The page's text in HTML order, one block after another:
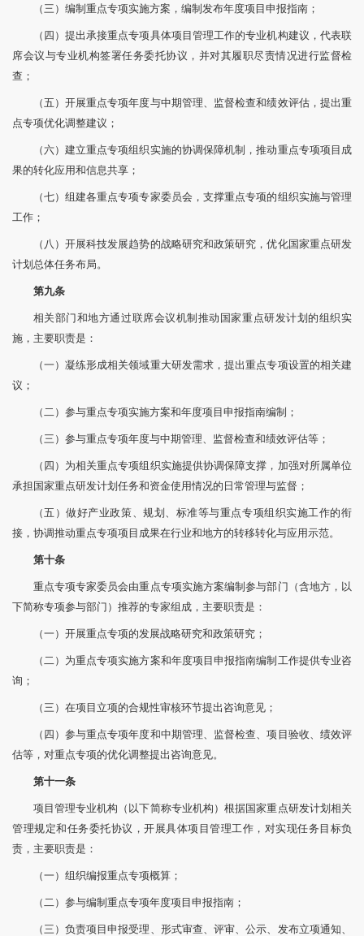
（三）编制重点专项实施方案，编制发布年度项目申报指南；
（四）提出承接重点专项具体项目管理工作的专业机构建议，代表联
席会议与专业机构签署任务委托协议，并对其履职尽责情况进行监督检
查；
（五）开展重点专项年度与中期管理、监督检查和绩效评估，提出重
点专项优化调整建议；
（六）建立重点专项组织实施的协调保障机制，推动重点专项项目成
果的转化应用和信息共享；
（七）组建各重点专项专家委员会，支撑重点专项的组织实施与管理
工作；
（八）开展科技发展趋势的战略研究和政策研究，优化国家重点研发
计划总体任务布局。
第九条
相关部门和地方通过联席会议机制推动国家重点研发计划的组织实
施，主要职责是：
（一）凝练形成相关领域重大研发需求，提出重点专项设置的相关建
议；
（二）参与重点专项实施方案和年度项目申报指南编制；
（三）参与重点专项年度与中期管理、监督检查和绩效评估等；
（四）为相关重点专项组织实施提供协调保障支撑，加强对所属单位
承担国家重点研发计划任务和资金使用情况的日常管理与监督；
（五）做好产业政策、规划、标准等与重点专项组织实施工作的衔
接，协调推动重点专项项目成果在行业和地方的转移转化与应用示范。
第十条
重点专项专家委员会由重点专项实施方案编制参与部门（含地方，以
下简称专项参与部门）推荐的专家组成，主要职责是：
（一）开展重点专项的发展战略研究和政策研究；
（二）为重点专项实施方案和年度项目申报指南编制工作提供专业咨
询；
（三）在项目立项的合规性审核环节提出咨询意见；
（四）参与重点专项年度和中期管理、监督检查、项目验收、绩效评
估等，对重点专项的优化调整提出咨询意见。
第十一条
项目管理专业机构（以下简称专业机构）根据国家重点研发计划相关
管理规定和任务委托协议，开展具体项目管理工作，对实现任务目标负
责，主要职责是：
（一）组织编报重点专项概算；
（二）参与编制重点专项年度项目申报指南；
（三）负责项目申报受理、形式审查、评审、公示、发布立项通知、